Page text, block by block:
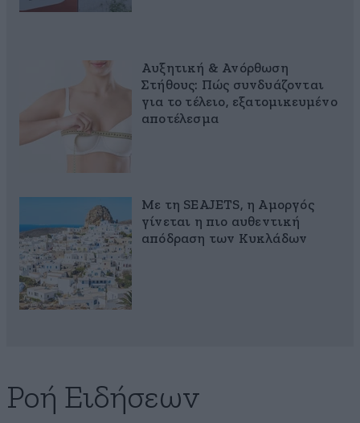
Αυξητική & Ανόρθωση
Στήθους: Πώς συνδυάζονται
για το τέλειο, εξατομικευμένο
αποτέλεσμα
Με τη SEAJETS, η Αμοργός
γίνεται η πιο αυθεντική
απόδραση των Κυκλάδων
Ροή Ειδήσεων